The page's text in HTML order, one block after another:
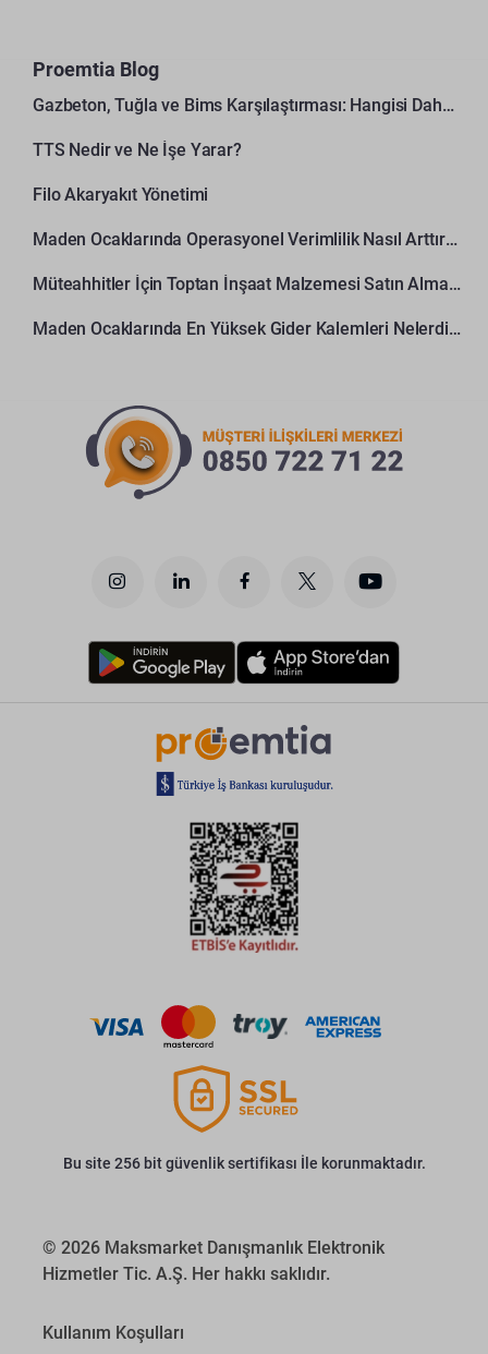
Proemtia Blog
Gazbeton, Tuğla ve Bims Karşılaştırması: Hangisi Daha Avantajlı?
TTS Nedir ve Ne İşe Yarar?
Filo Akaryakıt Yönetimi
Maden Ocaklarında Operasyonel Verimlilik Nasıl Arttırılır?
Müteahhitler İçin Toptan İnşaat Malzemesi Satın Alma Rehberi
Maden Ocaklarında En Yüksek Gider Kalemleri Nelerdir?
Bu site 256 bit güvenlik sertifikası İle korunmaktadır.
© 2026 Maksmarket Danışmanlık Elektronik
Hizmetler Tic. A.Ş. Her hakkı saklıdır.
Kullanım Koşulları